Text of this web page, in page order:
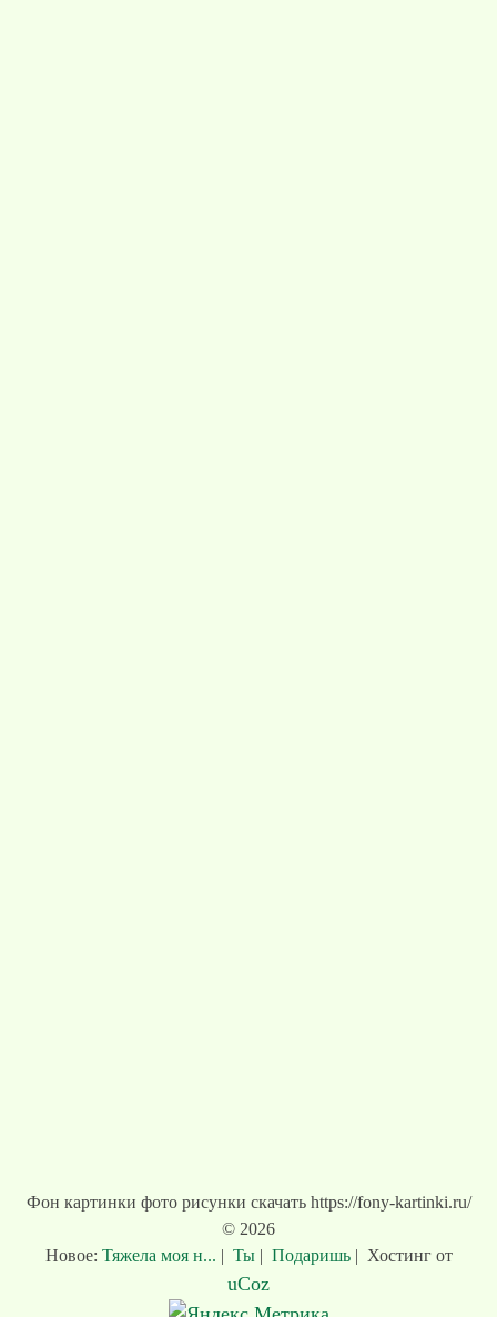
Фон картинки фото рисунки скачать https://fony-kartinki.ru/
© 2026
Новое: Тяжела моя н... | Ты | Подаришь | Хостинг от
uCoz